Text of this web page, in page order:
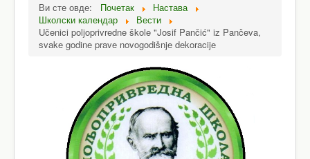
Запослени
Настава
Ванредни / матурски испити
Јавне набавке - Обавештења
Школски документи
Контакт
Ви сте овде: Почетак
Настава
Школски календар
Вести
Učenici poljoprivredne škole "Josif Pančić" iz Pančeva,
svake godine prave novogodišnje dekoracije